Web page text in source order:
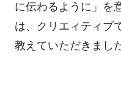
に伝わるように」を
は、クリエィティブ
教えていただきまし